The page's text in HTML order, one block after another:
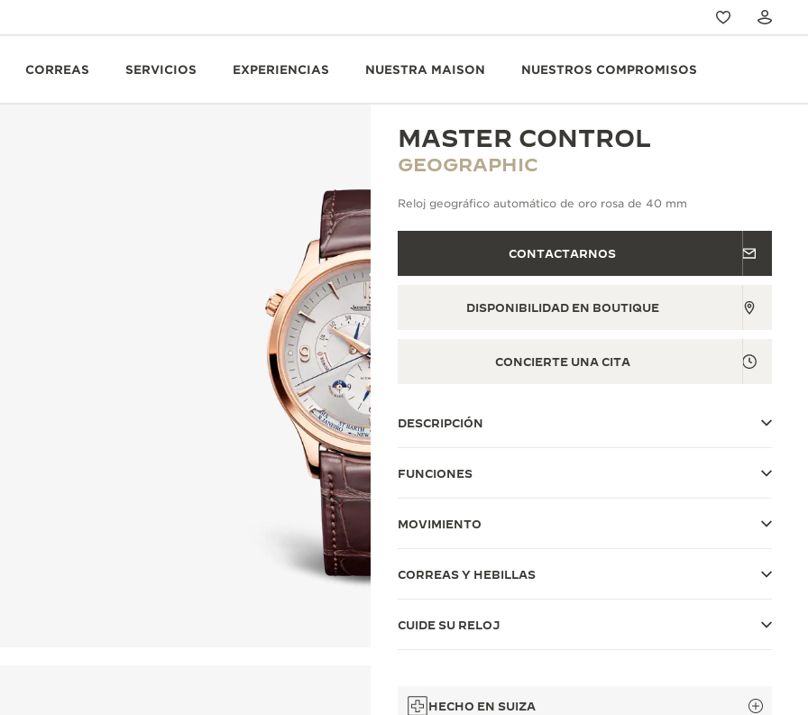
CORREAS SERVICIOS EXPERIENCIAS NUESTRA MAISON NUESTROS COMPROMISOS
MASTER CONTROL
GEOGRAPHIC
Reloj geográfico automático de oro rosa de 40 mm
CONTACTARNOS
DISPONIBILIDAD EN BOUTIQUE
CONCIERTE UNA CITA
DESCRIPCIÓN
FUNCIONES
MOVIMIENTO
CORREAS Y HEBILLAS
CUIDE SU RELOJ
HECHO EN SUIZA